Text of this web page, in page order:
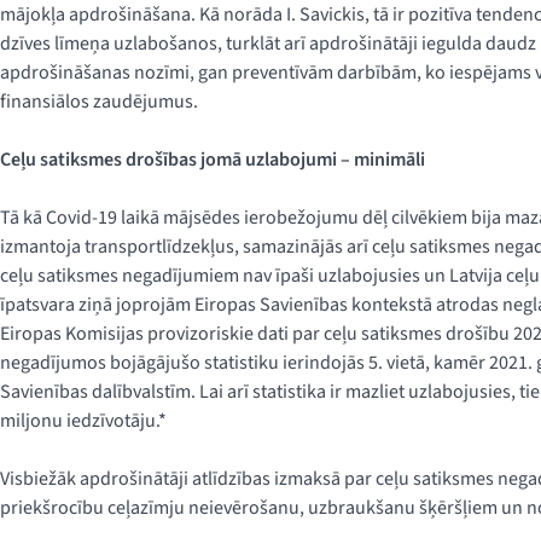
mājokļa apdrošināšana. Kā norāda I. Savickis, tā ir pozitīva
dzīves līmeņa uzlabošanos, turklāt arī apdrošinātāji iegulda
apdrošināšanas nozīmi, gan preventīvām darbībām, ko
finansiālos zaudējumus.
Ceļu satiksmes drošības jomā uzlabojumi – minimāli
Tā kā Covid-19 laikā mājsēdes ierobežojumu dēļ cilvēkiem bija
izmantoja transportlīdzekļus, samazinājās arī ceļu satiksmes
ceļu satiksmes negadījumiem nav īpaši uzlabojusies un Latvija
īpatsvara ziņā joprojām Eiropas Savienības kontekstā atrodas
Eiropas Komisijas provizoriskie dati par ceļu satiksmes drošību
negadījumos bojāgājušo statistiku ierindojās 5. vietā, kamēr 2021.
Savienības dalībvalstīm. Lai arī statistika ir mazliet uzlabojusies,
miljonu iedzīvotāju.*
Visbiežāk apdrošinātāji atlīdzības izmaksā par ceļu satiksmes
priekšrocību ceļazīmju neievērošanu, uzbraukšanu šķēršļiem un